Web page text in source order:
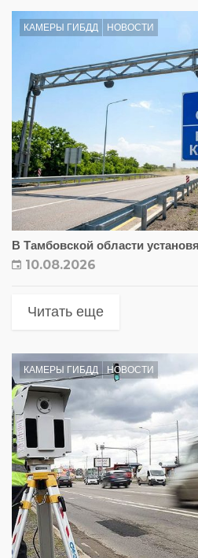
КАМЕРЫ ГИБДД НОВОСТИ
В Тамбовской области
10.08.2026
Читать еще
КАМЕРЫ ГИБДД НОВОСТИ